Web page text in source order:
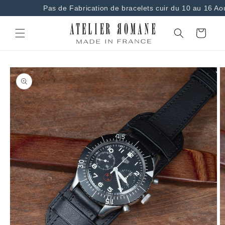
Pas de Fabrication de bracelets cuir du 10 au 16
contenu
Panier
Passer aux
informations
produits